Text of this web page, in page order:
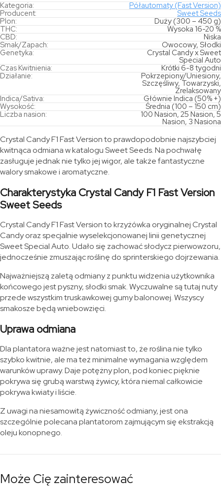
Kategoria:
Półautomaty (Fast Version)
Producent:
Sweet Seeds
Plon:
Duży (300 – 450 g)
THC:
Wysoka 16-20 %
CBD:
Niska
Smak/Zapach:
Owocowy, Słodki
Genetyka:
Crystal Candy x Sweet
Special Auto
Czas Kwitnienia:
Krótki 6-8 tygodni
Działanie:
Pokrzepiony/Uniesiony,
Szczęśliwy, Towarzyski,
Zrelaksowany
Indica/Sativa:
Głównie Indica (50% +)
Wysokość:
Średnia (100 – 150 cm)
Liczba nasion:
100 Nasion, 25 Nasion, 5
Nasion, 3 Nasiona
Crystal Candy F1 Fast Version to prawdopodobnie najszybciej
kwitnąca odmiana w katalogu Sweet Seeds. Na pochwałę
zasługuje jednak nie tylko jej wigor, ale także fantastyczne
walory smakowe i aromatyczne.
Charakterystyka Crystal Candy F1 Fast Version
Sweet Seeds
Crystal Candy F1 Fast Version to krzyżówka oryginalnej Crystal
Candy oraz specjalnie wyselekcjonowanej linii genetycznej
Sweet Special Auto. Udało się zachować słodycz pierwowzoru,
jednocześnie zmuszając roślinę do sprinterskiego dojrzewania.
Najważniejszą zaletą odmiany z punktu widzenia użytkownika
końcowego jest pyszny, słodki smak. Wyczuwalne są tutaj nuty
przede wszystkim truskawkowej gumy balonowej. Wszyscy
smakosze będą wniebowzięci.
Uprawa odmiana
Dla plantatora ważne jest natomiast to, że roślina nie tylko
szybko kwitnie, ale ma też minimalne wymagania względem
warunków uprawy. Daje potężny plon, pod koniec pięknie
pokrywa się grubą warstwą żywicy, która niemal całkowicie
pokrywa kwiaty i liście.
Z uwagi na niesamowitą żywiczność odmiany, jest ona
szczególnie polecana plantatorom zajmującym się ekstrakcją
oleju konopnego.
Może Cię zainteresować